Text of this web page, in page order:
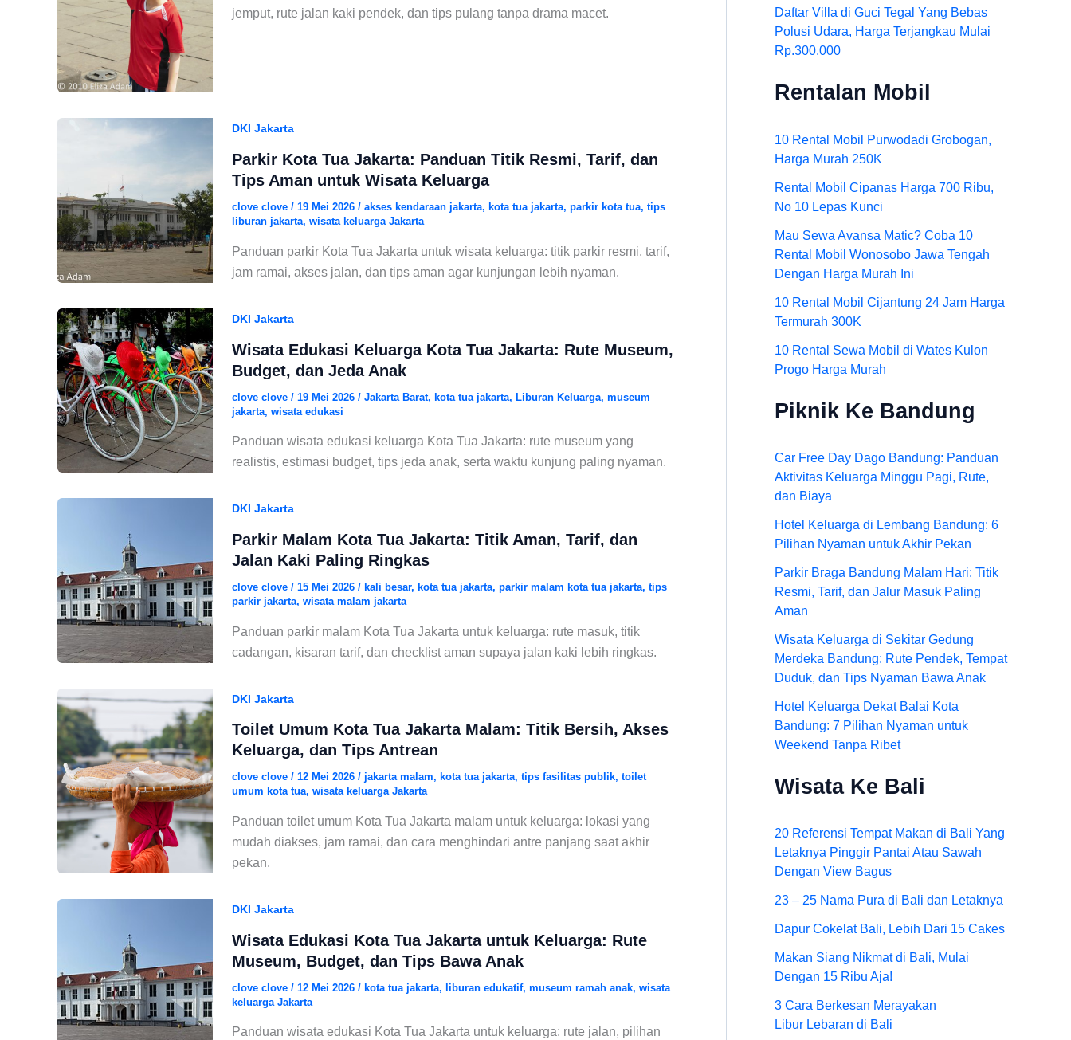
jemput, rute jalan kaki pendek, dan tips pulang tanpa drama macet.
DKI Jakarta
Parkir Kota Tua Jakarta: Panduan Titik Resmi, Tarif, dan
Tips Aman untuk Wisata Keluarga
clove clove / 19 Mei 2026 / akses kendaraan jakarta, kota tua jakarta, parkir kota tua, tips
liburan jakarta, wisata keluarga Jakarta
Panduan parkir Kota Tua Jakarta untuk wisata keluarga: titik parkir resmi, tarif,
jam ramai, akses jalan, dan tips aman agar kunjungan lebih nyaman.
DKI Jakarta
Wisata Edukasi Keluarga Kota Tua Jakarta: Rute Museum,
Budget, dan Jeda Anak
clove clove / 19 Mei 2026 / Jakarta Barat, kota tua jakarta, Liburan Keluarga, museum
jakarta, wisata edukasi
Panduan wisata edukasi keluarga Kota Tua Jakarta: rute museum yang
realistis, estimasi budget, tips jeda anak, serta waktu kunjung paling nyaman.
DKI Jakarta
Parkir Malam Kota Tua Jakarta: Titik Aman, Tarif, dan
Jalan Kaki Paling Ringkas
clove clove / 15 Mei 2026 / kali besar, kota tua jakarta, parkir malam kota tua jakarta, tips
parkir jakarta, wisata malam jakarta
Panduan parkir malam Kota Tua Jakarta untuk keluarga: rute masuk, titik
cadangan, kisaran tarif, dan checklist aman supaya jalan kaki lebih ringkas.
DKI Jakarta
Toilet Umum Kota Tua Jakarta Malam: Titik Bersih, Akses
Keluarga, dan Tips Antrean
clove clove / 12 Mei 2026 / jakarta malam, kota tua jakarta, tips fasilitas publik, toilet
umum kota tua, wisata keluarga Jakarta
Panduan toilet umum Kota Tua Jakarta malam untuk keluarga: lokasi yang
mudah diakses, jam ramai, dan cara menghindari antre panjang saat akhir
pekan.
DKI Jakarta
Wisata Edukasi Kota Tua Jakarta untuk Keluarga: Rute
Museum, Budget, dan Tips Bawa Anak
clove clove / 12 Mei 2026 / kota tua jakarta, liburan edukatif, museum ramah anak, wisata
keluarga Jakarta
Panduan wisata edukasi Kota Tua Jakarta untuk keluarga: rute jalan, pilihan
Daftar Villa di Guci Tegal Yang Bebas
Polusi Udara, Harga Terjangkau Mulai
Rp.300.000
Rentalan Mobil
10 Rental Mobil Purwodadi Grobogan,
Harga Murah 250K
Rental Mobil Cipanas Harga 700 Ribu,
No 10 Lepas Kunci
Mau Sewa Avansa Matic? Coba 10
Rental Mobil Wonosobo Jawa Tengah
Dengan Harga Murah Ini
10 Rental Mobil Cijantung 24 Jam Harga
Termurah 300K
10 Rental Sewa Mobil di Wates Kulon
Progo Harga Murah
Piknik Ke Bandung
Car Free Day Dago Bandung: Panduan
Aktivitas Keluarga Minggu Pagi, Rute,
dan Biaya
Hotel Keluarga di Lembang Bandung: 6
Pilihan Nyaman untuk Akhir Pekan
Parkir Braga Bandung Malam Hari: Titik
Resmi, Tarif, dan Jalur Masuk Paling
Aman
Wisata Keluarga di Sekitar Gedung
Merdeka Bandung: Rute Pendek, Tempat
Duduk, dan Tips Nyaman Bawa Anak
Hotel Keluarga Dekat Balai Kota
Bandung: 7 Pilihan Nyaman untuk
Weekend Tanpa Ribet
Wisata Ke Bali
20 Referensi Tempat Makan di Bali Yang
Letaknya Pinggir Pantai Atau Sawah
Dengan View Bagus
23 – 25 Nama Pura di Bali dan Letaknya
Dapur Cokelat Bali, Lebih Dari 15 Cakes
Makan Siang Nikmat di Bali, Mulai
Dengan 15 Ribu Aja!
3 Cara Berkesan Merayakan
Libur Lebaran di Bali